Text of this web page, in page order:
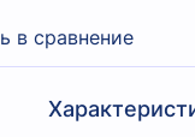
в сравнение